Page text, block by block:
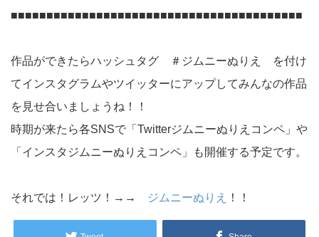
■■■■■■■■■■■■■■■■■■■■■■■■■■■■■■■■■■■■■■■■■
作品ができたらハッシュタグ ＃ジムニーぬりえ を付け
てインスタグラムやツイッターにアップしてみんなの作品
を見せ合いましょうね！！
時期が来たら各SNSで「Twitterジムニーぬりえコンペ」や
「インスタジムニーぬりえコンペ」も開催する予定です。
それでは！レッツ！→→ ジムニーぬりえ ！！